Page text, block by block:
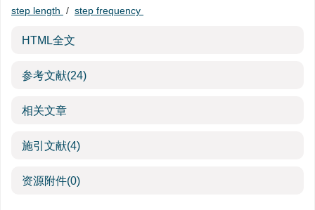
step length / step frequency
HTML全文
参考文献(24)
相关文章
施引文献(4)
资源附件(0)